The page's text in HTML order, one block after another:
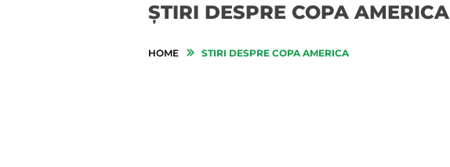
ȘTIRI DESPRE COPA AMERICA
HOME STIRI DESPRE COPA AMERICA